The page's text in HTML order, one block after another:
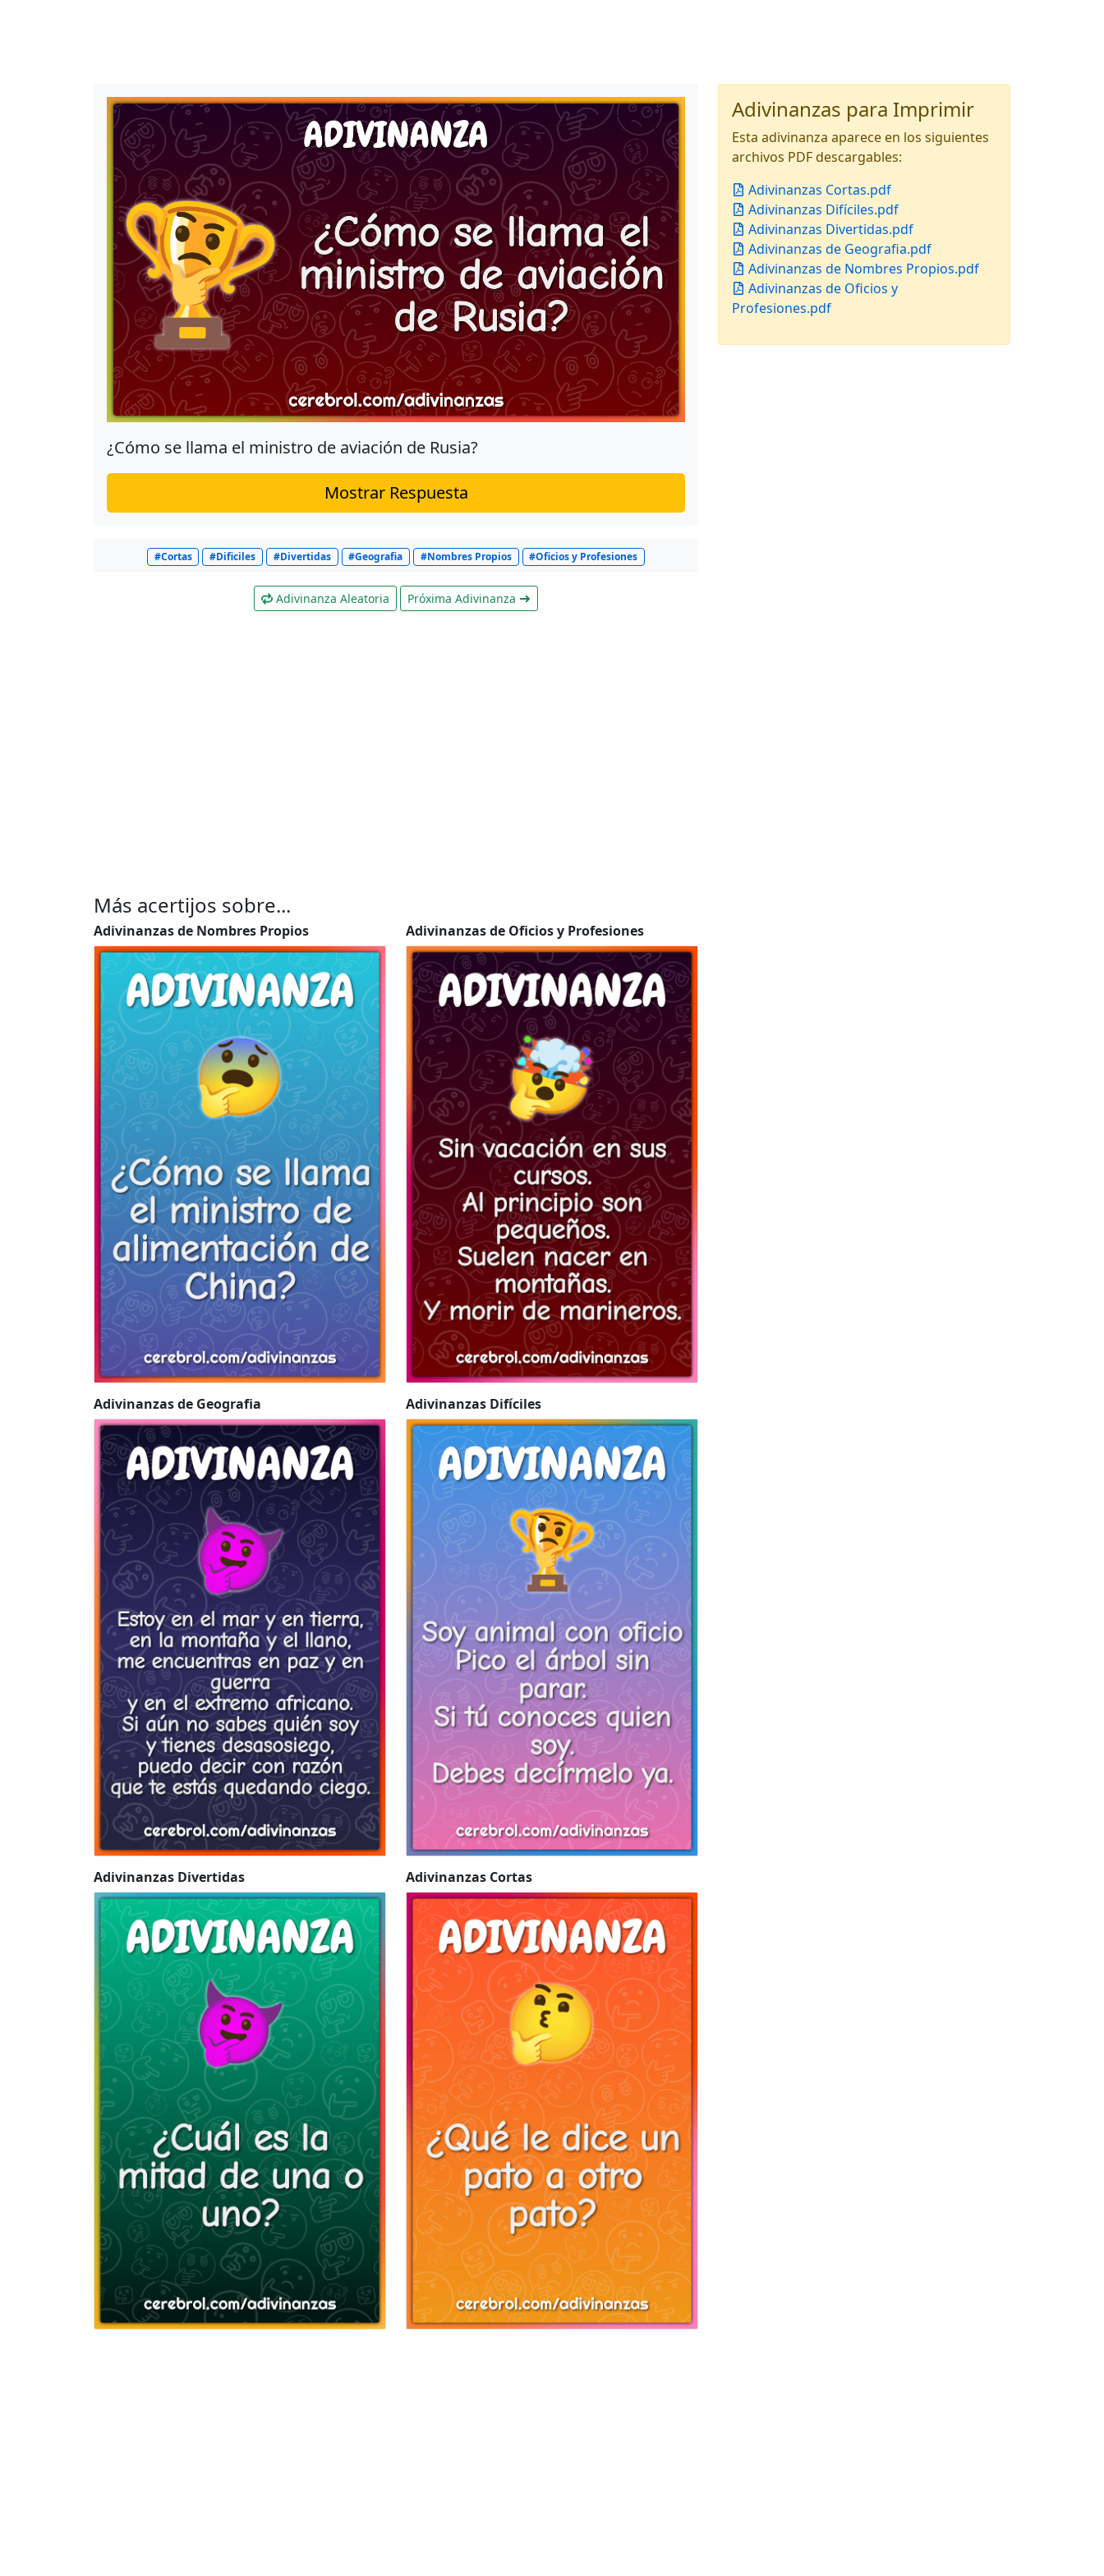
¿Cómo se llama el ministro de aviación de Rusia?
Mostrar Respuesta
#Cortas #Dificiles #Divertidas #Geografia #Nombres Propios #Oficios y Profesiones
Adivinanza Aleatoria Próxima Adivinanza
Adivinanzas para Imprimir
Esta adivinanza aparece en los siguientes
archivos PDF descargables:
Adivinanzas Cortas.pdf
Adivinanzas Difíciles.pdf
Adivinanzas Divertidas.pdf
Adivinanzas de Geografia.pdf
Adivinanzas de Nombres Propios.pdf
Adivinanzas de Oficios y
Profesiones.pdf
Más acertijos sobre...
Adivinanzas de Nombres Propios Adivinanzas de Oficios y Profesiones
Adivinanzas de Geografia Adivinanzas Difíciles
Adivinanzas Divertidas Adivinanzas Cortas